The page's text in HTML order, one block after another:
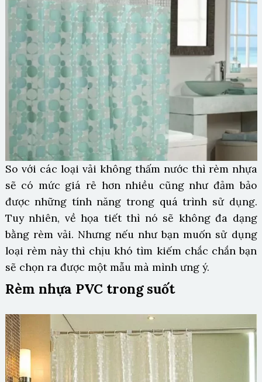
So với các loại vải không thấm nước thì rèm nhựa
sẽ có mức giá rẻ hơn nhiều cũng như đảm bảo
được những tính năng trong quá trình sử dụng.
Tuy nhiên, về họa tiết thì nó sẽ không đa dạng
bằng rèm vải. Nhưng nếu như bạn muốn sử dụng
loại rèm này thì chịu khó tìm kiếm chắc chắn bạn
sẽ chọn ra được một mẫu mà mình ưng ý.
Rèm nhựa PVC trong suốt